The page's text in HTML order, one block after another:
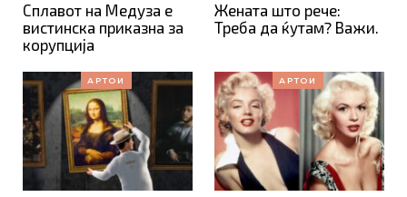
Сплавот на Медуза е
вистинска приказна за
корупција
Жената што рече:
Треба да ќутам? Важи.
АРТОИ АРТОИ